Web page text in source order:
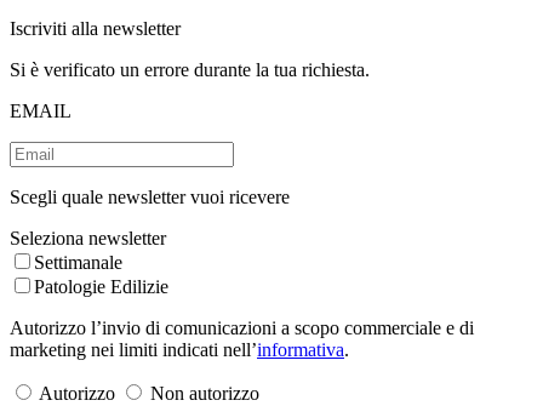
Iscriviti alla newsletter
Si è verificato un errore durante la tua richiesta.
EMAIL
Scegli quale newsletter vuoi ricevere
Seleziona newsletter
Settimanale
Patologie Edilizie
Autorizzo l’invio di comunicazioni a scopo commerciale e di
marketing nei limiti indicati nell’informativa.
Autorizzo
Non autorizzo